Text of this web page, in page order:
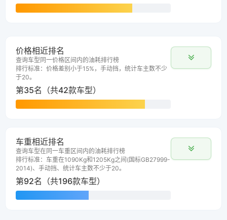
价格相近排名
查询车型同一价格区间内的油耗排行榜
排行标准：价格差别小于15%，手动挡，统计车主数不少
于20。
第35名（共42款车型）
车重相近排名
查询车型在同一车重区间内的油耗排行榜
排行标准：车重在1090Kg和1205Kg之间(国标GB27999-
2014)、手动挡、统计车主数不少于20。
第92名（共196款车型）